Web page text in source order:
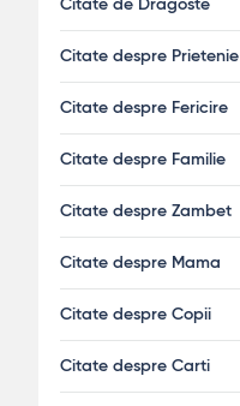
Citate de Dragoste
Citate despre Prietenie
Citate despre Fericire
Citate despre Familie
Citate despre Zambet
Citate despre Mama
Citate despre Copii
Citate despre Carti